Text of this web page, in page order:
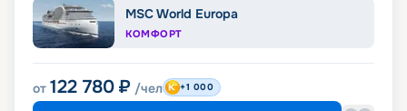
MSC World Europa
КОМФОРТ
от 122 780 ₽ /чел +1 000